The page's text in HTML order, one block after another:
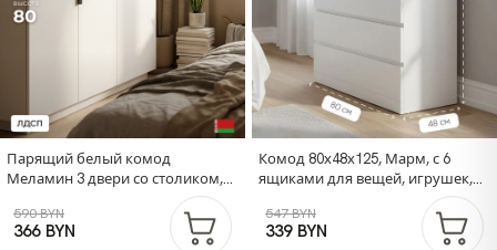
Парящий белый комод
Меламин 3 двери со столиком,
150х42х80 см, белый/артизан
590 BYN
366 BYN
Комод 80х48х125, Марм, с 6
ящиками для вещей, игрушек,
высокий, деревянный, без ручек
в скандинавском стиле со
скосами и органайзерами,
547 BYN
339 BYN